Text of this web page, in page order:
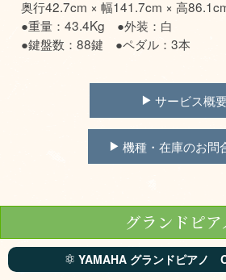
奥行42.7cm × 幅141.7cm × 高
●重量：43.4Kg ●外装：白
●鍵盤数：88鍵 ●ペダル：3本
サービス概
機種・在庫のお問
グランドピア
YAMAHA グランドピアノ